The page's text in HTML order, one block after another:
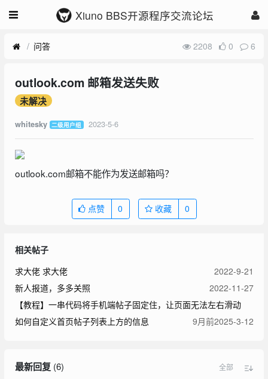
Xiuno BBS开源程序交流论坛
问答 2208 0 6
outlook.com 邮箱发送失败
未解决
whitesky 二级用户组 2023-5-6
outlook.com邮箱不能作为发送邮箱吗？
点赞 0 收藏 0
相关帖子
求大佬 求大佬
2022-9-21
新人报道，多多关照
2022-11-27
【教程】一串代码将手机端帖子固定住，让页面无法左右滑动
2025-3-12
如何自定义首页帖子列表上方的信息 9月前
最新回复(6) 全部